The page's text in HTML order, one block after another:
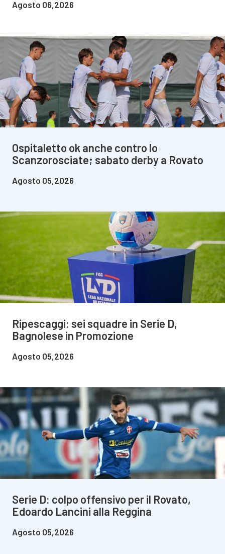
Agosto 06,2026
Ospitaletto ok anche contro lo
Scanzorosciate; sabato derby a Rovato
Agosto 05,2026
Ripescaggi: sei squadre in Serie D,
Bagnolese in Promozione
Agosto 05,2026
Serie D: colpo offensivo per il Rovato,
Edoardo Lancini alla Reggina
Agosto 05,2026